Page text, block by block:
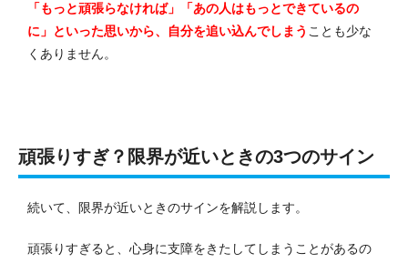
「もっと頑張らなければ」「あの人はもっとできているの
に」といった思いから、自分を追い込んでしまう ことも少な
くありません。
頑張りすぎ？限界が近いときの3つのサイン
続いて、限界が近いときのサインを解説します。
頑張りすぎると、心身に支障をきたしてしまうことがあるの